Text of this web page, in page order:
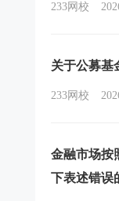
233网校
关于公募基
233网校
金融市场按
下表述错误